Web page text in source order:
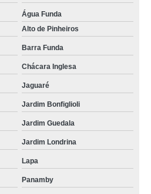
Água Funda
Alto de Pinheiros
Barra Funda
Chácara Inglesa
Jaguaré
Jardim Bonfiglioli
Jardim Guedala
Jardim Londrina
Lapa
Panamby